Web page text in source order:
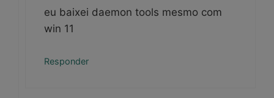
eu baixei daemon tools mesmo com
win 11
Responder